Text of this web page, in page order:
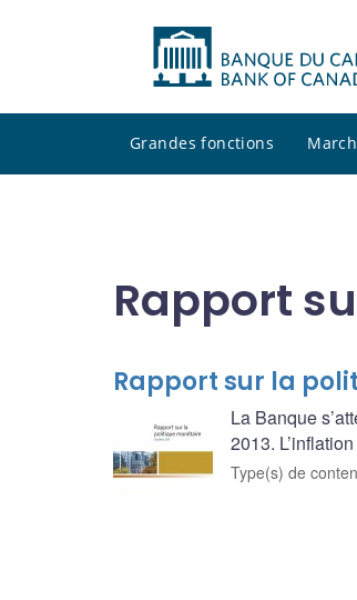
Grandes fonctions
Rapport
Rapport sur la
La Banque
2013.
Type(s) de